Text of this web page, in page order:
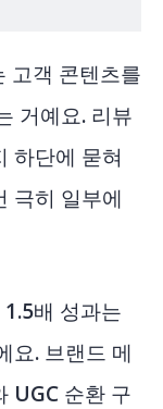
고객 콘텐츠를
거예요. 리뷰
하단에 묻혀
극히 일부에
배 성과는
요. 브랜드 메
UGC 순환 구